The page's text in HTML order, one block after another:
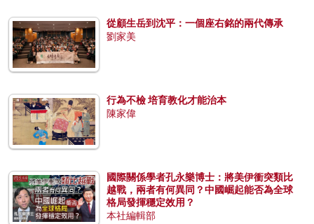
從顧生岳到沈平：一個座右銘的兩代傳承
劉家美
行為不檢 培育教化才能治本
陳家偉
國際關係學者孔永樂博士：將美伊衝突類比
越戰，兩者有何異同？中國崛起能否為全球
格局發揮穩定效用？
本社編輯部